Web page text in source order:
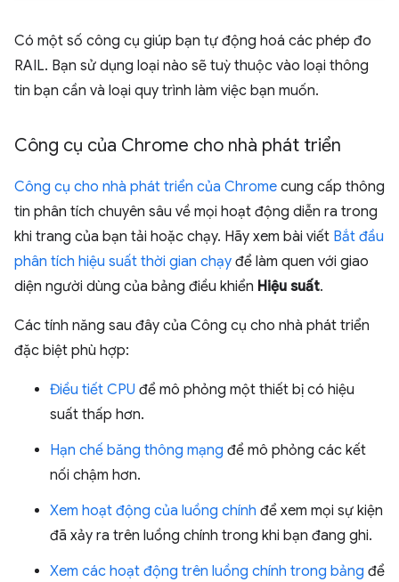
Có một số công cụ giúp bạn tự động hoá các phép đo
RAIL. Bạn sử dụng loại nào sẽ tuỳ thuộc vào loại thông
tin bạn cần và loại quy trình làm việc bạn muốn.
Công cụ của Chrome cho nhà phát triển
Công cụ cho nhà phát triển của Chrome cung cấp thông
tin phân tích chuyên sâu về mọi hoạt động diễn ra trong
khi trang của bạn tải hoặc chạy. Hãy xem bài viết Bắt đầu
phân tích hiệu suất thời gian chạy để làm quen với giao
diện người dùng của bảng điều khiển Hiệu suất.
Các tính năng sau đây của Công cụ cho nhà phát triển
đặc biệt phù hợp:
Điều tiết CPU để mô phỏng một thiết bị có hiệu
suất thấp hơn.
Hạn chế băng thông mạng để mô phỏng các kết
nối chậm hơn.
Xem hoạt động của luồng chính để xem mọi sự kiện
đã xảy ra trên luồng chính trong khi bạn đang ghi.
Xem các hoạt động trên luồng chính trong bảng để